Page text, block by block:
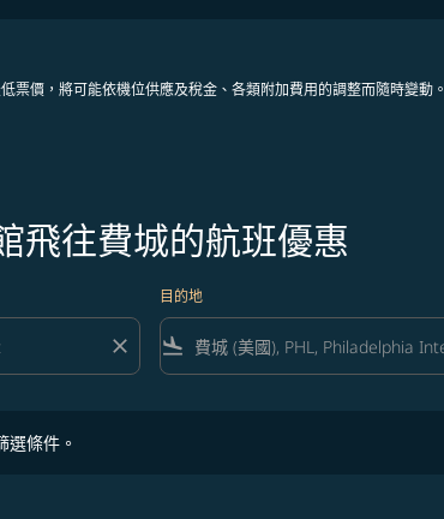
票價，將可能依機位供應及稅金、各類附加費用的調整而隨時變動。
飛往費城的航班優惠
close
目的地
flight_land
條件。